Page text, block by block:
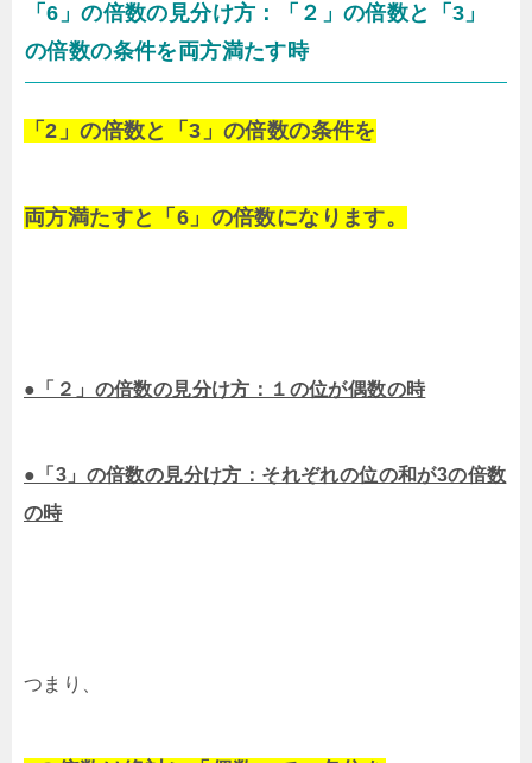
「6」の倍数の見分け方：「２」の倍数と「3」
の倍数の条件を両方満たす時
「2」の倍数と「3」の倍数の条件を
両方満たすと「6」の倍数になります。
●「２」の倍数の見分け方：１の位が偶数の時
●「3」の倍数の見分け方：それぞれの位の和が3の倍数
の時
つまり、